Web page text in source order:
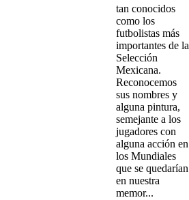
tan conocidos
como los
futbolistas más
importantes de la
Selección
Mexicana.
Reconocemos
sus nombres y
alguna pintura,
semejante a los
jugadores con
alguna acción en
los Mundiales
que se quedarían
en nuestra
memor...